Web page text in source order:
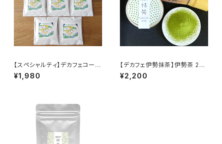
【スペシャルティ】デカフェコーヒ
ードリップバッグ×5個セット（タ
ンザニア・アカシアヒルズ)超臨
¥1,980
【デカフェ伊勢抹茶】伊勢茶 20g
缶： 超臨界CO2法（国内処理）
カフェインレス
¥2,200